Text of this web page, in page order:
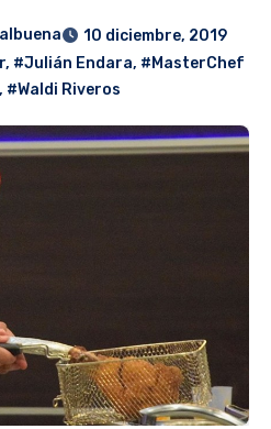
10 diciembre, 2019
, #Julián Endara, #MasterChef
, #Waldi Riveros